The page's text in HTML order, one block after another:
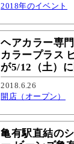
2018年のイベント
ヘアカラー専
カラープラス
が5/12（土）
2018.6.26
開店（オープン）
亀有駅直結の